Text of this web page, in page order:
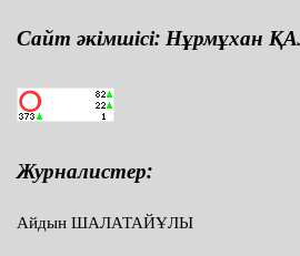
Сайт әкімшісі: Нұрмұхан
Журналистер:
Айдын ШАЛАТАЙҰЛЫ